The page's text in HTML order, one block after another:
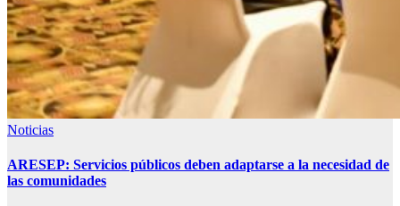
Noticias
ARESEP: Servicios públicos deben adaptarse a la necesidad de
las comunidades